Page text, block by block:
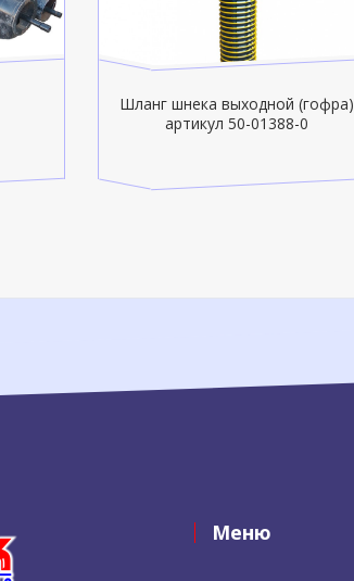
Шланг шнека выходной (гофра)
артикул 50-01388-0
Меню